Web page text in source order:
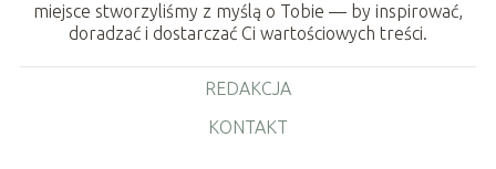
miejsce stworzyliśmy z myślą o Tobie — by inspirować,
doradzać i dostarczać Ci wartościowych treści.
REDAKCJA
KONTAKT